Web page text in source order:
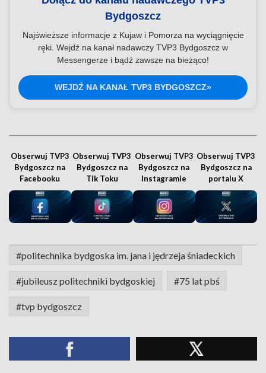
Bydgoszcz
Najświeższe informacje z Kujaw i Pomorza na wyciągnięcie
ręki. Wejdź na kanał nadawczy TVP3 Bydgoszcz w
Messengerze i bądź zawsze na bieżąco!
WEJDŹ NA KANAŁ TVP3 BYDGOSZCZ»
Obserwuj TVP3
Bydgoszcz na
Facebooku
Obserwuj TVP3
Bydgoszcz na
Tik Toku
Obserwuj TVP3
Bydgoszcz na
Instagramie
Obserwuj TVP3
Bydgoszcz na
portalu X
#politechnika bydgoska im. jana i jędrzeja śniadeckich
#jubileusz politechniki bydgoskiej #75 lat pbś
#tvp bydgoszcz